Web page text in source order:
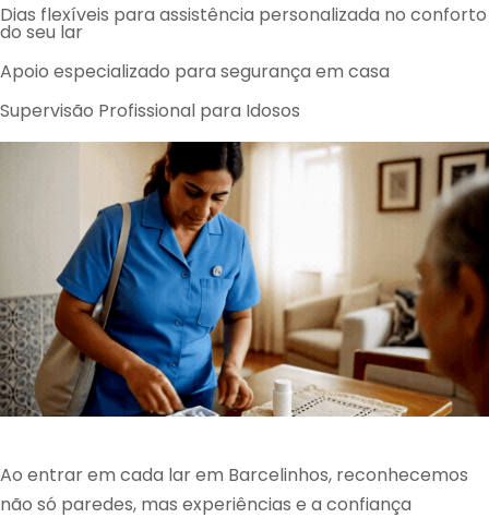
Ao entrar em cada lar em Barcelinhos, reconhecemos
não só paredes, mas experiências e a confiança
Dias flexíveis para assistência personalizada no conforto
do seu lar
Apoio especializado para segurança em casa
Supervisão Profissional para Idosos